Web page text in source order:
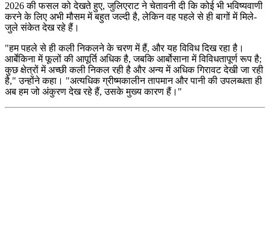
2026 की फसल को देखते हुए, जुलिएराट ने चेतावनी दी कि कोई भी भविष्यवाणी
करने के लिए अभी मौसम में बहुत जल्दी है, लेकिन वह पहले से ही बागों में मिले-
जुले संकेत देख रहे हैं।
"हम पहले से ही कली निकलने के चरण में हैं, और यह विविध दिख रहा है।
आर्बेकिना में फूलों की आपूर्ति अधिक है, जबकि आर्बोसाना में विविधतापूर्ण रूप है;
कुछ क्षेत्रों में अच्छी कली निकल रही है और अन्य में अधिक गिरावट देखी जा रही
है," उन्होंने कहा। "अत्यधिक ग्रीष्मकालीन तापमान और पानी की उपलब्धता ही
अब हम जो अंकुरण देख रहे हैं, उसके मुख्य कारण हैं।"